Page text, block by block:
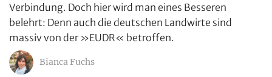
Verbindung. Doch hier wird man eines Besseren
belehrt: Denn auch die deutschen Landwirte sind
massiv von der »EUDR« betroffen.
Bianca Fuchs